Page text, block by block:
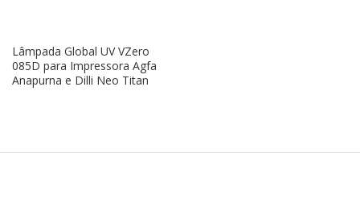
Lâmpada Global UV VZero
085D para Impressora Agfa
Anapurna e Dilli Neo Titan